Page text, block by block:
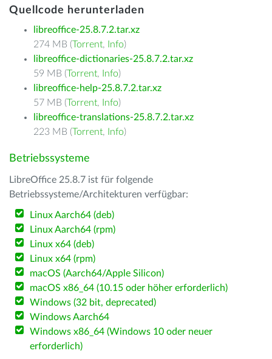
Quellcode herunterladen
libreoffice-25.8.7.2.tar.xz
274 MB (Torrent, Info)
libreoffice-dictionaries-25.8.7.2.tar.xz
59 MB (Torrent, Info)
libreoffice-help-25.8.7.2.tar.xz
57 MB (Torrent, Info)
libreoffice-translations-25.8.7.2.tar.xz
223 MB (Torrent, Info)
Betriebssysteme
LibreOffice 25.8.7 ist für folgende
Betriebssysteme/Architekturen verfügbar:
Linux Aarch64 (deb)
Linux Aarch64 (rpm)
Linux x64 (deb)
Linux x64 (rpm)
macOS (Aarch64/Apple Silicon)
macOS x86_64 (10.15 oder höher erforderlich)
Windows (32 bit, deprecated)
Windows Aarch64
Windows x86_64 (Windows 10 oder neuer
erforderlich)